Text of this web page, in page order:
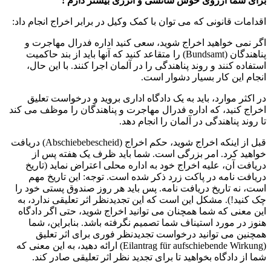
اقدامات قانونی که می توان با کمک وکیل در برابر اخراج انجام داد:
اگر نمی خواهید اخراج شوید، سعی کنید اداره فدرال مهاجرت و
پناهندگان (Bundsamt) را متقاعد کنید که آنها باید از بند حاکمیت
استفاده کنند و روند پناهندگی را در آلمان اجرا کنند. با این حال،
انجام این کار بسیار دشوار است.
در اکثر موارد، باید به یک دادگاه اداری بروید و درخواست تعلیق
اخراج کنید، که اداره فدرال مهاجرت و پناهندگان را موظف می کند
تا روند پناهندگی در آلمان را انجام دهد.
قبل از اینکه اخراج شوید، حکم اخراج (Abschiebebescheid) دریافت
خواهید کرد. امر بزرگی است. شما باید ظرف یک هفته پس از
دریافت آن، علیه اخراج خود به اداره محلی اعتراض نماید (تاریخ
دریافت نامه در پاکت زرد ذکر شده است. توجه: این تاریخ مهم
است، نه تاریخ دریافت نامه. پس باید هر روز صندوق پستی خود را
چک کنید!). مشکل این است که این تجدیدنظر اثر تعلیقی ندارد، به
این معنی که شما همچنان می توانید اخراج شوید، حتی اگر دادگاه
هنوز در مورد استیناف شما تصمیم نگرفته باشد. بنابراین، شما
همچنین می توانید درخواست تجدیدنظر فوری برای اثر تعلیق
(Eilantrag für aufschiebende Wirkung) ارائه دهید، به این معنی که
شما از دادگاه بخواهید تا برای تجدید نظر اثر تعلیقی صادر کند.